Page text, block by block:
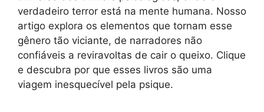
verdadeiro terror está na mente humana. Nosso
artigo explora os elementos que tornam esse
gênero tão viciante, de narradores não
confiáveis a reviravoltas de cair o queixo. Clique
e descubra por que esses livros são uma
viagem inesquecível pela psique.